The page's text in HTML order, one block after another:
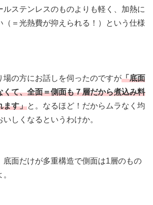
ルステンレスのものよりも軽く、加熱に
（＝光熱費が抑えられる！）という仕様
場の方にお話しを伺ったのですが「底面
くて、全面＝側面も７層だから煮込み料
ます」と。なるほど！だからムラなく均
しくなるというわけか。
底面だけが多重構造で側面は1層のもの